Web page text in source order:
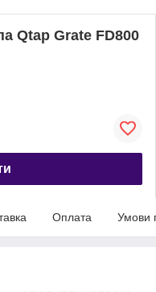
Qtap Grate FD800
Оплата Умови